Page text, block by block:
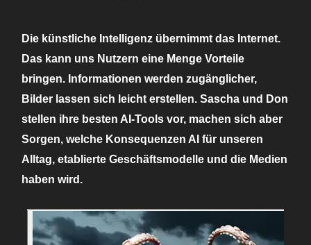
Die künstliche Intelligenz übernimmt das Internet.
Das kann uns Nutzern eine Menge Vorteile
bringen. Informationen werden zugänglicher,
Bilder lassen sich leicht erstellen. Sascha und Don
stellen ihre besten AI-Tools vor, machen sich aber
Sorgen, welche Konsequenzen AI für unseren
Alltag, etablierte Geschäftsmodelle und die Medien
haben wird.